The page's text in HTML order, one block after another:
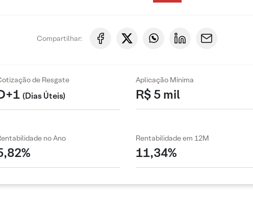
Compartilhar:
de Resgate
(Dias Úteis)
Aplicação Mínima
R$ 5 mil
no Ano Rentabilidade em 12M
11,34%